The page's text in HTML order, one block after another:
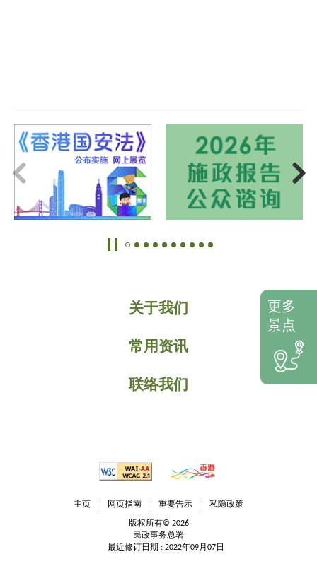
关于我们
常用资讯
联络我们
更多
景点
主页 网页指南 重要告示 私隐政策
版权所有© 2026
民政事务总署
最近修订日期 : 2022年09月07日